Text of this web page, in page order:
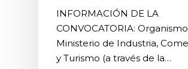
INFORMACIÓN DE LA
CONVOCATORIA:
Ministerio de Industria,
y Turismo (a través de la…